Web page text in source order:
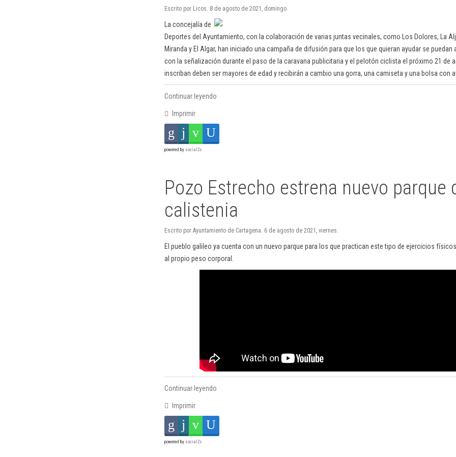
Escrito por Licos. 8 de agosto de 2021, domingo.
La concejalía de
Deportes del Ayuntamiento, con la colaboración de varias juntas vecinales, como Los Dolores, La
Miranda y El Algar, han iniciado una campaña de difusión para que los que quieran ayudar se
con la señalización durante el paso de la caravana publicitaria y el pelotón ciclista el próximo 21 de
inscriban deben ser mayores de edad y recibirán a cambio una gorra, una camiseta y una bolsa con
Continuar leyendo
Imprimir
powered by social2s
Pozo Estrecho estrena nuevo parque
calistenia
Escrito por Ayuntamiento de Cartagena. 6 de agosto de 2021, viernes.
El pueblo galileo ya cuenta con un nuevo parque para los que practican este tipo de ejercicios
al propio peso corporal.
Continuar leyendo
Imprimir
powered by social2s